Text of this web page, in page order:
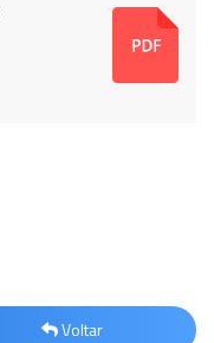
Voltar